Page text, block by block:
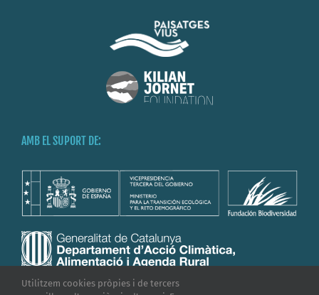
AMB EL SUPORT DE:
Utilitzem cookies pròpies i de tercers